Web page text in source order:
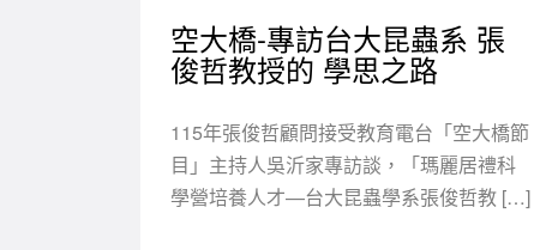
空大橋-專訪台大昆蟲系 張
俊哲教授的 學思之路
115年張俊哲顧問接受教育電台「空大橋節
目」主持人吳沂家專訪談，「瑪麗居禮科
學營培養人才—台大昆蟲學系張俊哲教 […]